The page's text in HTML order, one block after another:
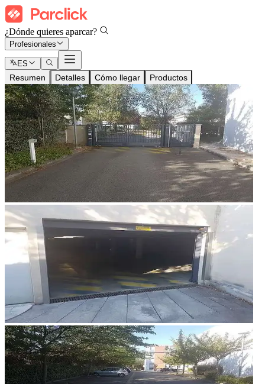
¿Dónde quieres aparcar?
Profesionales
ES
Resumen Detalles Cómo llegar Productos